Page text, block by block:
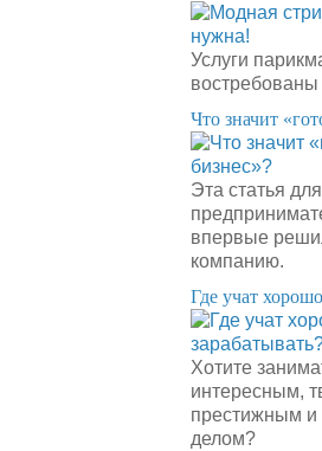
Услуги
востребованы
​Что значит
Эта статья для
впервые
компанию.
​Где учат
Хотите
интересным,
престижным
делом?